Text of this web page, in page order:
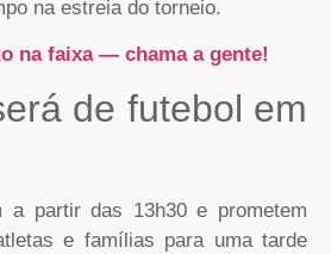
na estreia do torneio.
na faixa — chama a gente!
de futebol em
a partir das 13h30 e prometem
e famílias para uma tarde